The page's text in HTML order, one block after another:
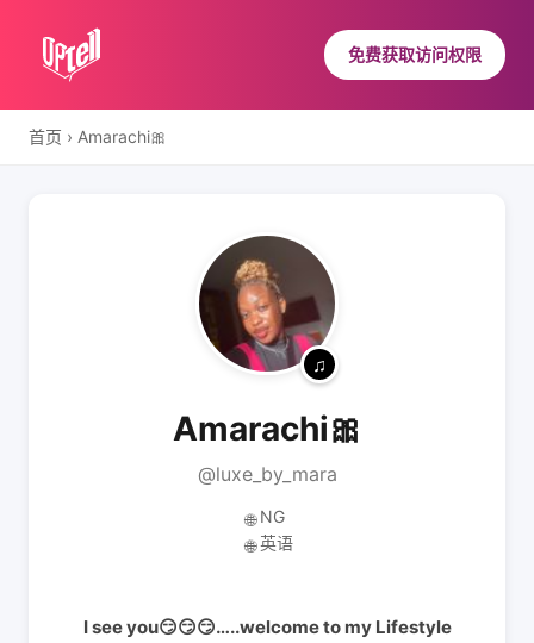
免费获取访问权限
首页 › Amarachi🎀
Amarachi🎀
@luxe_by_mara
🌐 NG
🌐 英语
I see you😏😏😏…..welcome to my Lifestyle